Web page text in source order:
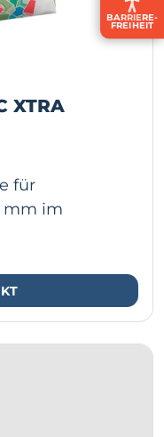
BARRIERE­
FREIHEIT
XTRA
für
mm im